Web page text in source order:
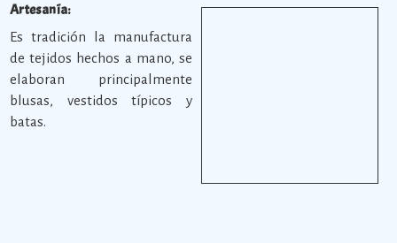
Artesanía:
Es tradición la manufactura
de tejidos hechos a mano, se
elaboran principalmente
blusas, vestidos típicos y
batas.